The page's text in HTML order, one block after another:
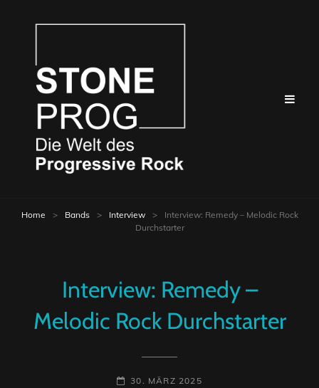
Home > Bands > Interview >
Interview: Remedy – Melodic Rock
Durchstarter
Interview: Remedy –
Melodic Rock Durchstarter
POSTED-
30. MÄRZ 2025